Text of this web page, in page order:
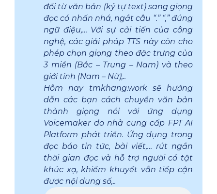
đổi từ văn bản (ký tự text) sang giọng
đọc có nhấn nhá, ngắt câu “.” “,” đúng
ngữ điệu,… Với sự cải tiến của công
nghệ, các giải pháp TTS này còn cho
phép chọn giọng theo đặc trưng của
3 miền (Bắc – Trung – Nam) và theo
giới tính (Nam – Nữ),..
Hôm nay tmkhang.work sẽ hướng
dẫn các bạn cách chuyển văn bản
thành giọng nói với ứng dụng
Voicemaker do nhà cung cấp FPT AI
Platform phát triển. Ứng dụng trong
đọc báo tin tức, bài viết,… rút ngắn
thời gian đọc và hỗ trợ người có tật
khúc xạ, khiếm khuyết vẫn tiếp cận
được nội dung số,..